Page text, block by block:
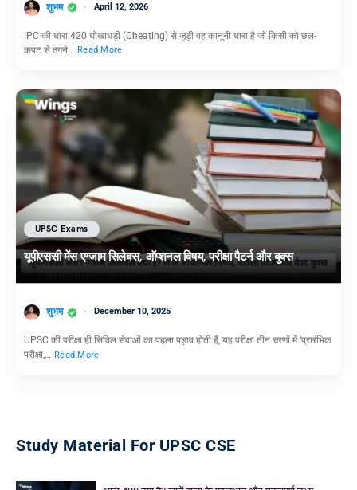
शुभम April 12, 2026
IPC की धारा 420 धोखाधड़ी (Cheating) से जुड़ी वह कानूनी धारा है जो किसी को छल-
कपट से ठगने… Read More
UPSC Exams
यूपीएससी मेंस एग्जाम सिलेबस, ऑप्शनल विषय, परीक्षा पैटर्न और बुक्स
शुभम December 10, 2025
UPSC की परीक्षा ही सिविल सेवाओं का पहला पड़ाव होती हैं, यह परीक्षा तीन चरणों में ‘प्रारंभिक
परीक्षा,… Read More
Study Material For UPSC CSE